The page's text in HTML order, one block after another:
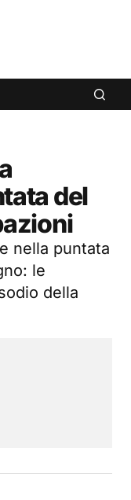
del
nella puntata
le
della